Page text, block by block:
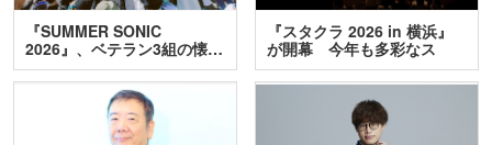
『SUMMER SONIC
2026』、ベテラン3組の懐…
『スタクラ 2026 in 横浜』
が開幕 今年も多彩なス
テ…